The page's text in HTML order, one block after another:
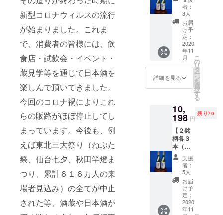
新型コロナウィルスの流行
が始まりました。これま
で、消費者の皆様には、飲
食店・試飲会・イベント・
蔵見学等を通じて日本酒を
楽しんで頂いてきました。
今回のコロナ禍によりこれ
らの販路がほぼ停止してし
まっています。今後も、例
えば東北三大祭り（ねぶた
祭、仙台七夕、秋田竿燈ま
つり、累計６１６万人の来
場者見込み）の全てが中止
された等、酒蔵や日本酒が
送料込
み ※ リ
ターン
発送は
2020年
11月を
予定し
ており
ます ※
20歳未
止され
ていま
す ※ 配
送日時
の指定
は致し
かねま
す。ご
了承く
ださ
い。
本）】
銘柄
①：元
文 花
酵母・
さくら
（本醸
造）
（左）
銘柄
②：元
文 花
菊（大
吟醸）
（右）
サイ
ズ：4合
瓶
720ml ※
送料込
み ※ リ
ターン
発送は
2020年
11月を
予定し
者：
3人
お届
け予
定：
2020
年11
月
詳細を見る
こ
の
リ
タ
ー
ン
を
選
択
す
る
10,
198 円
残り70
【２銘
柄各３
本（計
６
本）】
銘柄
①：元
文 花
酵母・
さくら
（本醸
支援
者：
5人
お届
け予
定：
2020
年11